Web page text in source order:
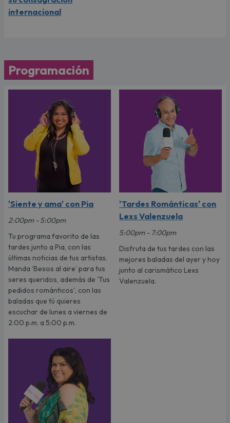
internacional
Programación
'Siente y ama' con Pia
2:00pm - 5:00pm
Tu programa favorito de las
tardes junto a Pia, con las
últimas noticias de tus artistas.
Manda ‘Besos al aire’ para tus
seres queridos, además de 'Tus
pedidos románticos', con las
baladas que tú quieres
escuchar de lunes a viernes de
2:00 p.m. a 5:00 p.m.
'Tardes Románticas' con
Lexs Valenzuela
5:00pm - 7:00pm
Disfruta de tus tardes con las
mejores baladas del ayer y hoy
junto al carismático Lexs
Valenzuela.